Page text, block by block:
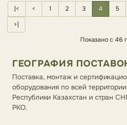
|< < 1 2 3 4 5
>|
Показано с 46
ГЕОГРАФИЯ
Поставка, монтаж и
оборудования по всей
Республики Казахстан и стран
РКО.